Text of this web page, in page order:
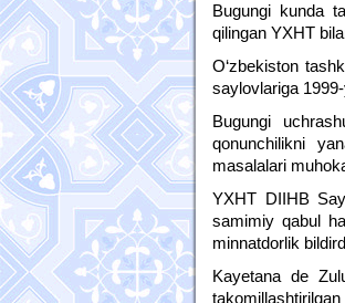
Bugungi kunda
qilingan YXHT
O‘zbekiston
saylovlariga
Bugungi
qonunchilikni
masalalari
YXHT DIIHB
samimiy qabul
minnatdorlik
Kayetana de